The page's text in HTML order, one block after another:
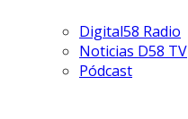
Digital58 Radio
Noticias D58 TV
Pódcast